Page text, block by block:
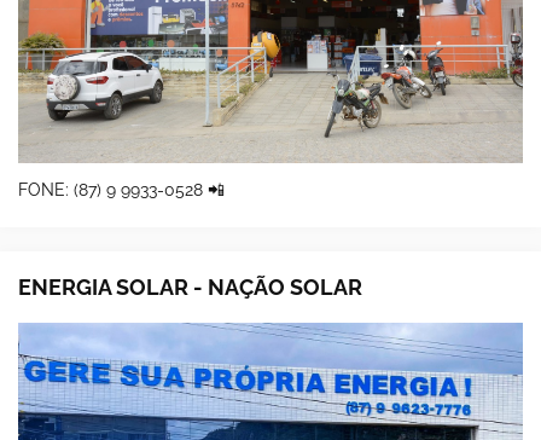
FONE: (87) 9 9933-0528 📲
ENERGIA SOLAR - NAÇÃO SOLAR